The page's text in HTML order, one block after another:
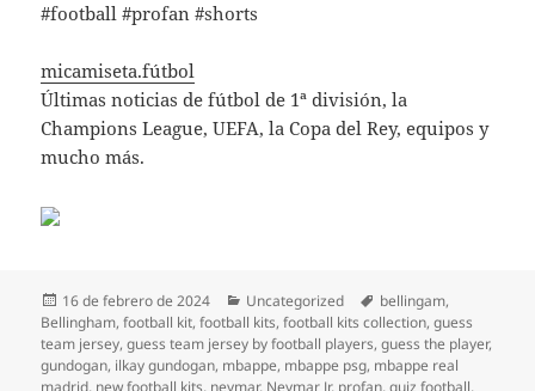
#football #profan #shorts
micamiseta.fútbol
Últimas noticias de fútbol de 1ª división, la
Champions League, UEFA, la Copa del Rey, equipos y
mucho más.
Publicado
el
16 de febrero de 2024 Categorías
Uncategorized Etiquetas
bellingam,
Bellingham,football kit,football kits,football kits collection,guess
team jersey,guess team jersey by football players,guess the player,
gundogan, ilkay gundogan, mbappe, mbappe psg, mbappe real
madrid, new football kits, neymar, Neymar Jr, profan,quiz football,